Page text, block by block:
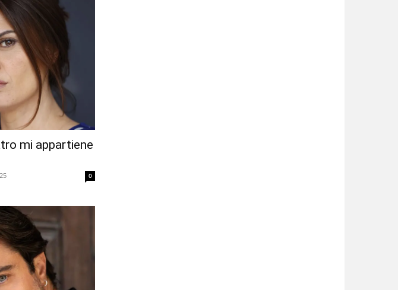
mi appartiene
0